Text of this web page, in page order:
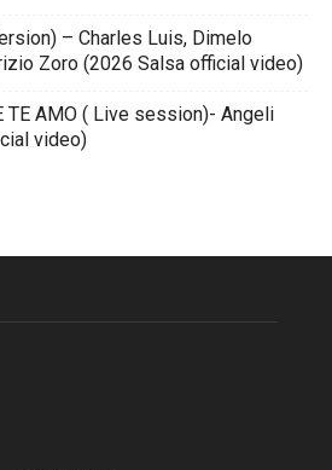
– Charles Luis, Dimelo
Zoro (2026 Salsa official video)
TE AMO ( Live session)- Angeli
video)